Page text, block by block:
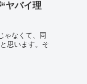
ヤバイ理
ゃなくて、同
思います。そ